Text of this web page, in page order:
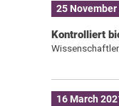
25 November
Kontrolliert
16 March